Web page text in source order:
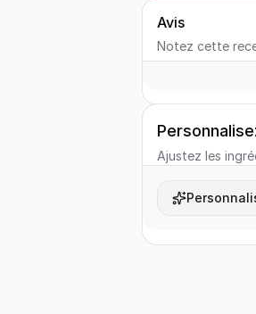
Avis
Notez cette
Ajustez les